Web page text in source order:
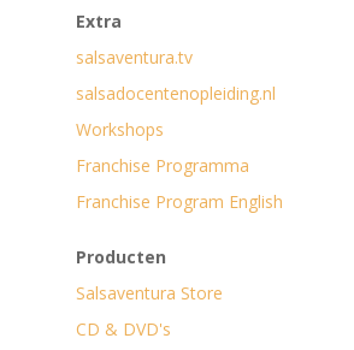
Extra
salsaventura.tv
salsadocentenopleiding.nl
Workshops
Franchise Programma
Franchise Program English
Producten
Salsaventura Store
CD & DVD's